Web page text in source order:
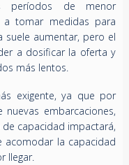
períodos de menor
a tomar medidas para
suele aumentar, pero el
a dosificar la oferta y
más lentos.
exigente, ya que por
embarcaciones,
capacidad impactará,
acomodar la capacidad
llegar.